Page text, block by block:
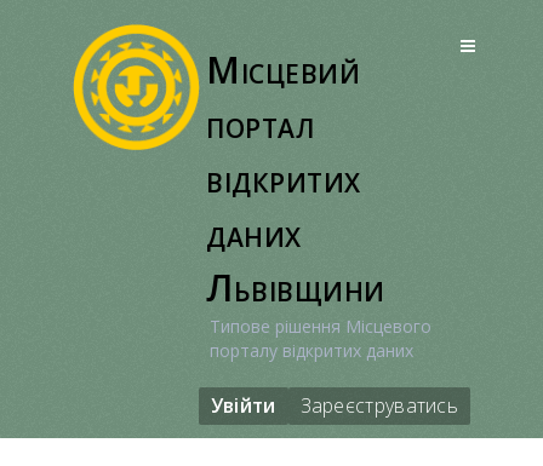
Місцевий
портал
відкритих
даних
Львівщини
Типове рішення Місцевого
порталу відкритих даних
Увійти Зареєструватись